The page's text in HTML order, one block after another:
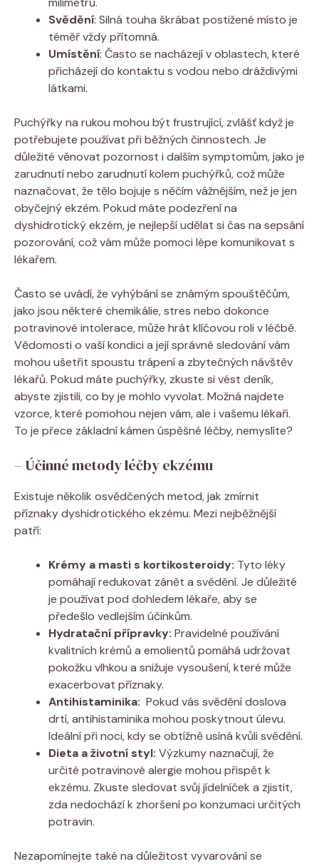
Svědění:⁤ Silná touha škrábat postižené místo je
téměř vždy přítomná.
Umístění: Často se nacházejí v oblastech, které
přicházejí do kontaktu s vodou nebo dráždivými
látkami.
Puchýřky na rukou mohou být frustrující, zvlášť když je
potřebujete používat při běžných činnostech. Je
důležité věnovat pozornost i dalším symptomům, jako je
zarudnutí nebo zarudnutí kolem puchýřků,​ což může
naznačovat, že tělo bojuje s‌ něčím vážnějším, než je jen
obyčejný ekzém. Pokud máte podezření na
dyshidrotický ekzém, je nejlepší​ udělat si čas na sepsání
pozorování, což vám může pomoci lépe komunikovat s
lékařem.
Často se uvádí,⁢ že vyhýbání se známým spouštěčům,
jako jsou některé chemikálie, stres nebo dokonce
potravinové intolerace, může hrát klíčovou roli v léčbě.
Vědomosti o ‌vaší kondici ⁤a její správné sledování ⁢vám
mohou ušetřit spoustu trápení a⁣ zbytečných návštěv
lékařů. Pokud máte​ puchýřky, zkuste si vést deník,
abyste zjistili, co by je‌ mohlo vyvolat. ‌Možná najdete
vzorce, které pomohou‌ nejen vám, ale i vašemu lékaři.
To je přece základní kámen úspěšné léčby, nemyslíte?
– Účinné metody léčby ekzému
Existuje několik osvědčených metod, jak ‍zmírnit
příznaky dyshidrotického ekzému. Mezi nejběžnější
patří:
Krémy a masti s kortikosteroidy: Tyto léky
pomáhají redukovat zánět a​ svědění. Je důležité
je používat pod dohledem lékaře, ‌aby se
předešlo ​vedlejším účinkům.
Hydratační přípravky: Pravidelné používání
kvalitních krémů a emolientů ⁢pomáhá udržovat
pokožku vlhkou a snižuje vysoušení, které může
exacerbovat příznaky.
Antihistaminika: ‍ Pokud vás ⁢svědění doslova
drtí, antihistaminika mohou poskytnout úlevu.
Ideální ⁤při noci, kdy se obtížně usíná kvůli svědění.
Dieta ⁤a životní styl: Výzkumy naznačují, že
určité potravinové alergie mohou přispět k
ekzému. Zkuste‍ sledovat svůj jídelníček a zjistit,
zda⁢ nedochází k zhoršení po konzumaci určitých⁢
potravin.
Nezapomínejte také na důležitost vyvarování se